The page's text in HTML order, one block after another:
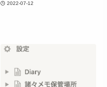
2022-07-12